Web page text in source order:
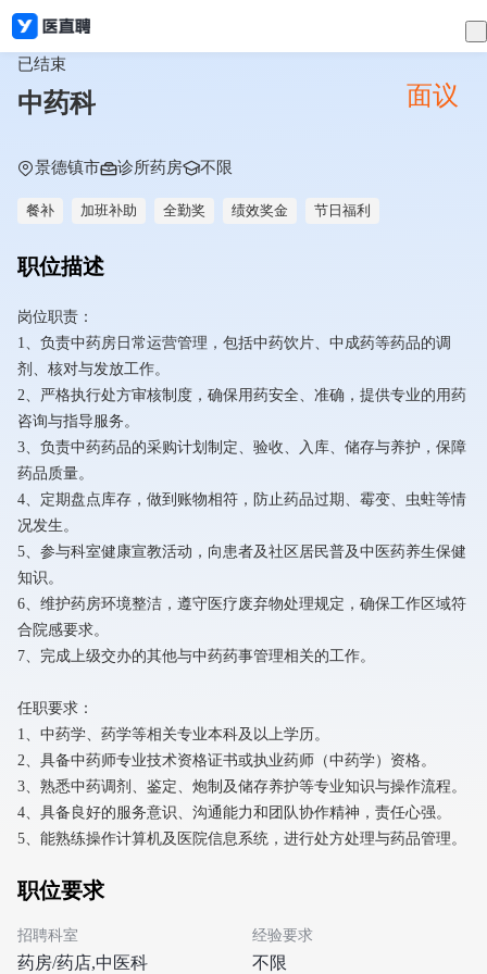
已结束
中药科 面议
景德镇市 诊所药房 不限
餐补 加班补助 全勤奖 绩效奖金 节日福利
职位描述
岗位职责：
1、负责中药房日常运营管理，包括中药饮片、中成药等药品的调
剂、核对与发放工作。
2、严格执行处方审核制度，确保用药安全、准确，提供专业的用药
咨询与指导服务。
3、负责中药药品的采购计划制定、验收、入库、储存与养护，保障
药品质量。
4、定期盘点库存，做到账物相符，防止药品过期、霉变、虫蛀等情
况发生。
5、参与科室健康宣教活动，向患者及社区居民普及中医药养生保健
知识。
6、维护药房环境整洁，遵守医疗废弃物处理规定，确保工作区域符
合院感要求。
7、完成上级交办的其他与中药药事管理相关的工作。
任职要求：
1、中药学、药学等相关专业本科及以上学历。
2、具备中药师专业技术资格证书或执业药师（中药学）资格。
3、熟悉中药调剂、鉴定、炮制及储存养护等专业知识与操作流程。
4、具备良好的服务意识、沟通能力和团队协作精神，责任心强。
5、能熟练操作计算机及医院信息系统，进行处方处理与药品管理。
职位要求
招聘科室
药房/药店,中医科
经验要求
不限